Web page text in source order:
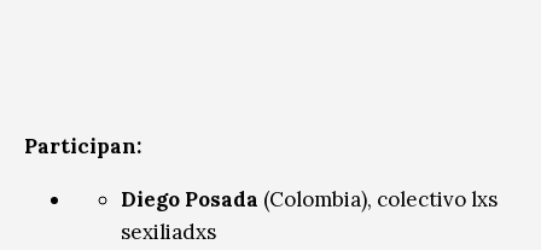
Participan:
Diego Posada (Colombia), colectivo lxs
sexiliadxs